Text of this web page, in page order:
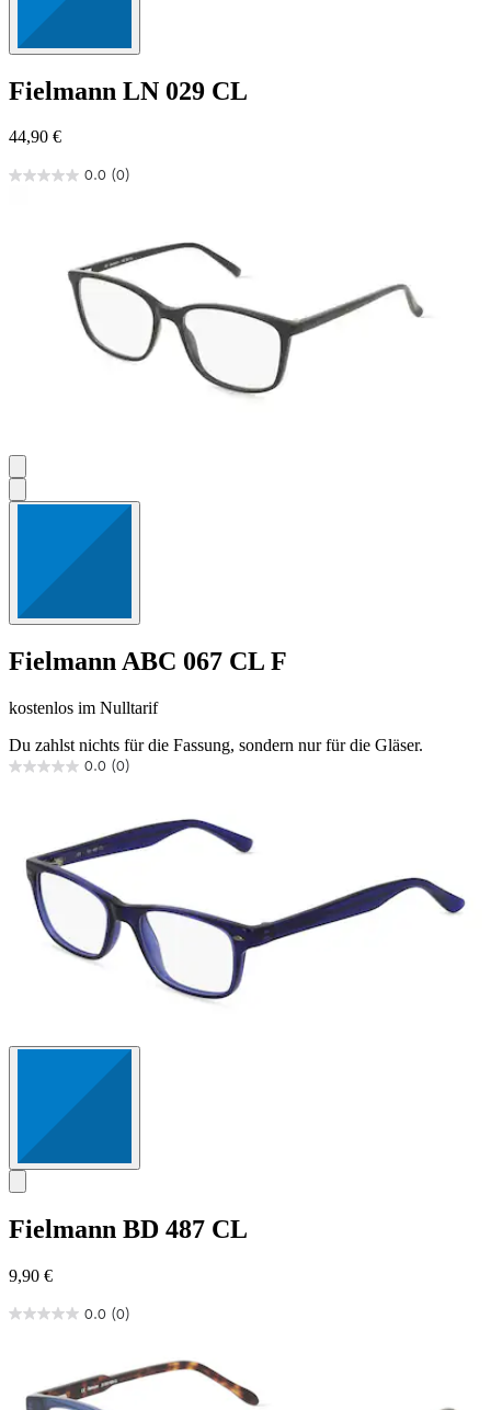
Fielmann LN 029 CL
44,90 €
0.0 (0)
0.0
FielmannABC 067 CL F
kostenlos im Nulltarif
Du zahlst nichts für die Fassung, sondern nur für die Gläser.
0.0 (0)
0.0
Fielmann BD 487 CL
9,90 €
0.0 (0)
0.0
Sternen.